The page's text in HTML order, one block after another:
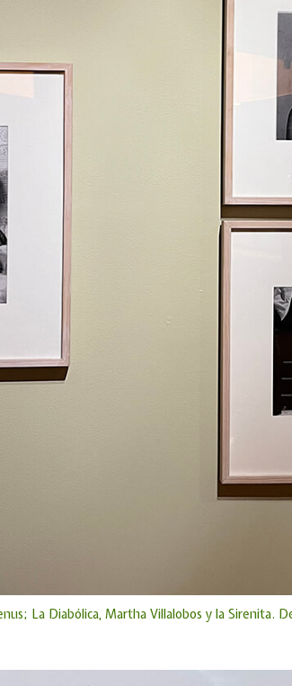
La Diabólica, Martha Villalobos y la Sirenita.